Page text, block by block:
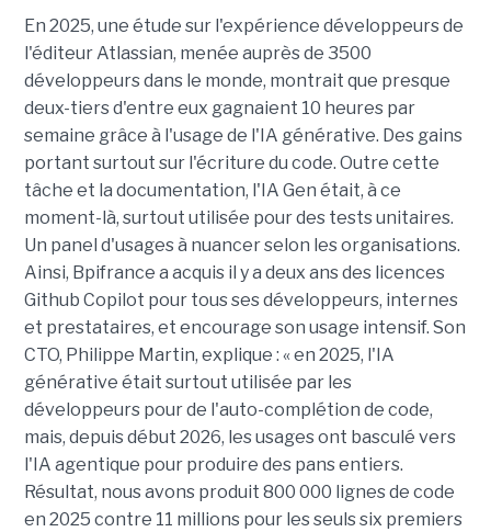
En 2025, une étude sur l'expérience développeurs de
l'éditeur Atlassian, menée auprès de 3500
développeurs dans le monde, montrait que presque
deux-tiers d'entre eux gagnaient 10 heures par
semaine grâce à l'usage de l'IA générative. Des gains
portant surtout sur l'écriture du code. Outre cette
tâche et la documentation, l'IA Gen était, à ce
moment-là, surtout utilisée pour des tests unitaires.
Un panel d'usages à nuancer selon les organisations.
Ainsi, Bpifrance a acquis il y a deux ans des licences
Github Copilot pour tous ses développeurs, internes
et prestataires, et encourage son usage intensif. Son
CTO, Philippe Martin, explique : « en 2025, l'IA
générative était surtout utilisée par les
développeurs pour de l'auto-complétion de code,
mais, depuis début 2026, les usages ont basculé vers
l'IA agentique pour produire des pans entiers.
Résultat, nous avons produit 800 000 lignes de code
en 2025 contre 11 millions pour les seuls six premiers